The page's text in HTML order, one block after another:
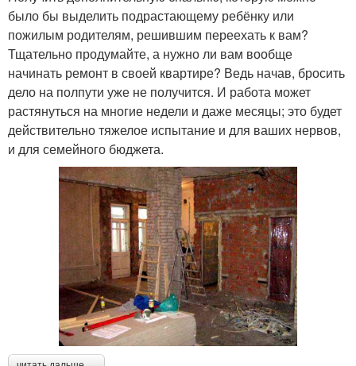
было бы выделить подрастающему ребёнку или
пожилым родителям, решившим переехать к вам?
Тщательно продумайте, а нужно ли вам вообще
начинать ремонт в своей квартире? Ведь начав, бросить
дело на полпути уже не получится. И работа может
растянуться на многие недели и даже месяцы; это будет
действительно тяжелое испытание и для ваших нервов,
и для семейного бюджета.